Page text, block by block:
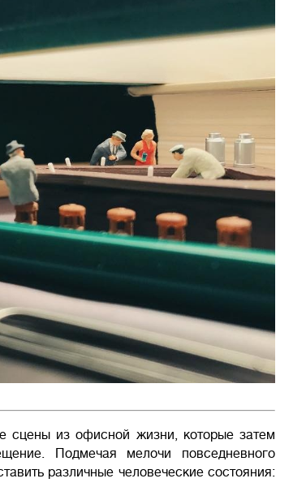
сцены из офисной жизни, которые затем
Подмечая мелочи повседневного
различные человеческие состояния: